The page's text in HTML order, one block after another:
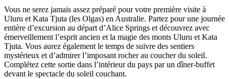
Vous ne serez jamais assez préparé pour votre première visite à
Uluru et Kata Tjuta (les Olgas) en Australie. Partez pour une journée
entière d’excursion au départ d’Alice Springs et découvrez avec
émerveillement l’esprit ancien et la magie des monts Uluru et Kata
Tjuta. Vous aurez également le temps de suivre des sentiers
mystérieux et d’admirer l’imposant rocher au coucher du soleil.
Complétez cette sortie dans l’intérieur du pays par un dîner-buffet
devant le spectacle du soleil couchant.